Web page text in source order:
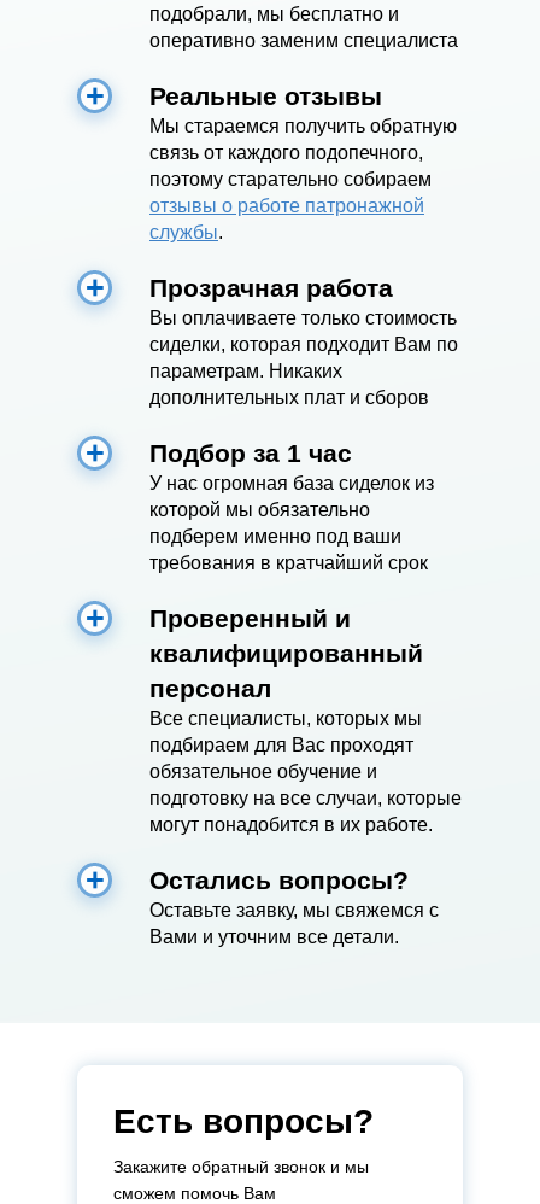
подобрали, мы бесплатно и
оперативно заменим специалиста
Реальные отзывы
Мы стараемся получить обратную
связь от каждого подопечного,
поэтому старательно собираем
отзывы о работе патронажной
службы.
Прозрачная работа
Вы оплачиваете только стоимость
сиделки, которая подходит Вам по
параметрам. Никаких
дополнительных плат и сборов
Подбор за 1 час
У нас огромная база сиделок из
которой мы обязательно
подберем именно под ваши
требования в кратчайший срок
Проверенный и
квалифицированный
персонал
Все специалисты, которых мы
подбираем для Вас проходят
обязательное обучение и
подготовку на все случаи, которые
могут понадобится в их работе.
Остались вопросы?
Оставьте заявку, мы свяжемся с
Вами и уточним все детали.
Есть вопросы?
Закажите обратный звонок и мы
сможем помочь Вам